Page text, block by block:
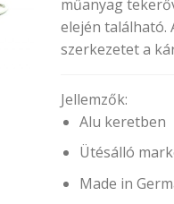
műanyag
elején található.
szerkezetet a
Jellemzők:
Alu keretben
Ütésálló
Made in